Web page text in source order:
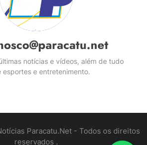
notícias e vídeos, além de tudo
esportes e entretenimento.
Paracatu.Net - Todos os direitos
reservados .